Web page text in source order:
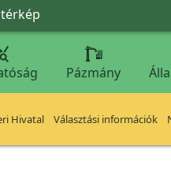
Pázmány
Hivatal Választási információk